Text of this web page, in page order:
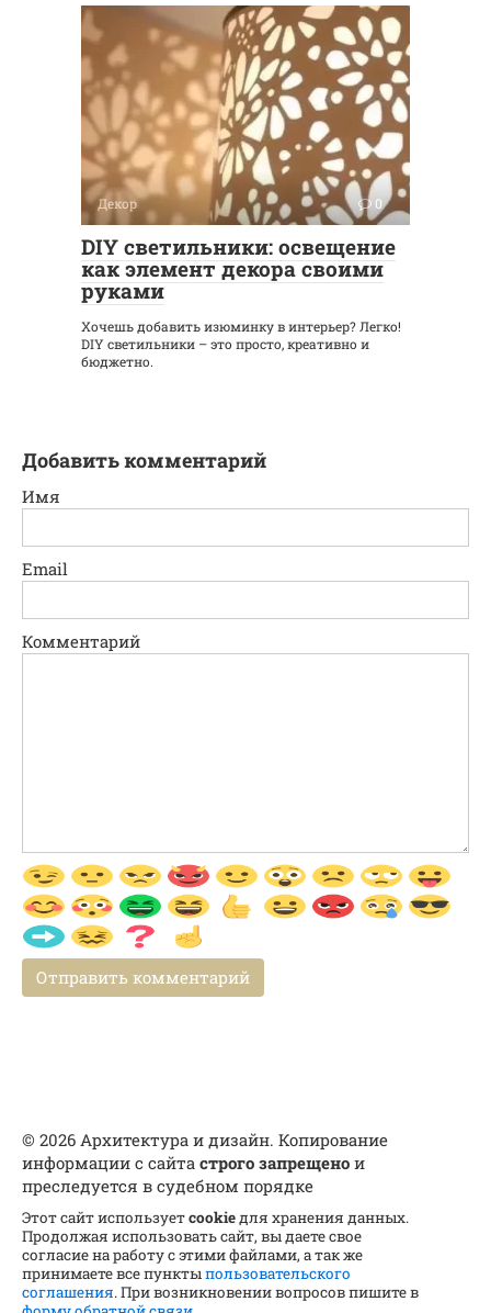
Декор 0
DIY светильники: освещение
как элемент декора своими
руками
Хочешь добавить изюминку в интерьер? Легко!
DIY светильники – это просто, креативно и
бюджетно.
Добавить комментарий
Имя
Email
Комментарий
© 2026 Архитектура и дизайн. Копирование
информации с сайта строго запрещено и
преследуется в судебном порядке
Этот сайт используетcookieдля хранения данных.
Продолжая использовать сайт, вы даете свое
согласие на работу с этими файлами, а так же
принимаете все пунктыпользовательского
соглашения. При возникновении вопросов пишите в